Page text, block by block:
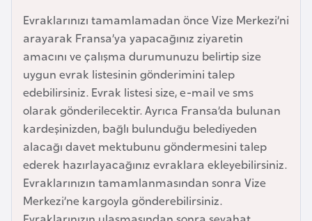
Evraklarınızı tamamlamadan önce Vize Merkezi’ni
arayarak Fransa’ya yapacağınız ziyaretin
amacını ve çalışma durumunuzu belirtip size
uygun evrak listesinin gönderimini talep
edebilirsiniz. Evrak listesi size, e-mail ve sms
olarak gönderilecektir. Ayrıca Fransa’da bulunan
kardeşinizden, bağlı bulunduğu belediyeden
alacağı davet mektubunu göndermesini talep
ederek hazırlayacağınız evraklara ekleyebilirsiniz.
Evraklarınızın tamamlanmasından sonra Vize
Merkezi’ne kargoyla gönderebilirsiniz.
n
a
H
e
r
s
e
k
B
u